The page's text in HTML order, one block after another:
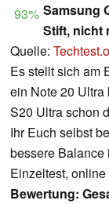
93% Samsung
Stift, nicht
Quelle:
Es stellt sich am
ein Note 20
S20 Ultra schon
Ihr Euch selbst
bessere Balance
Einzeltest,
Bewertung: